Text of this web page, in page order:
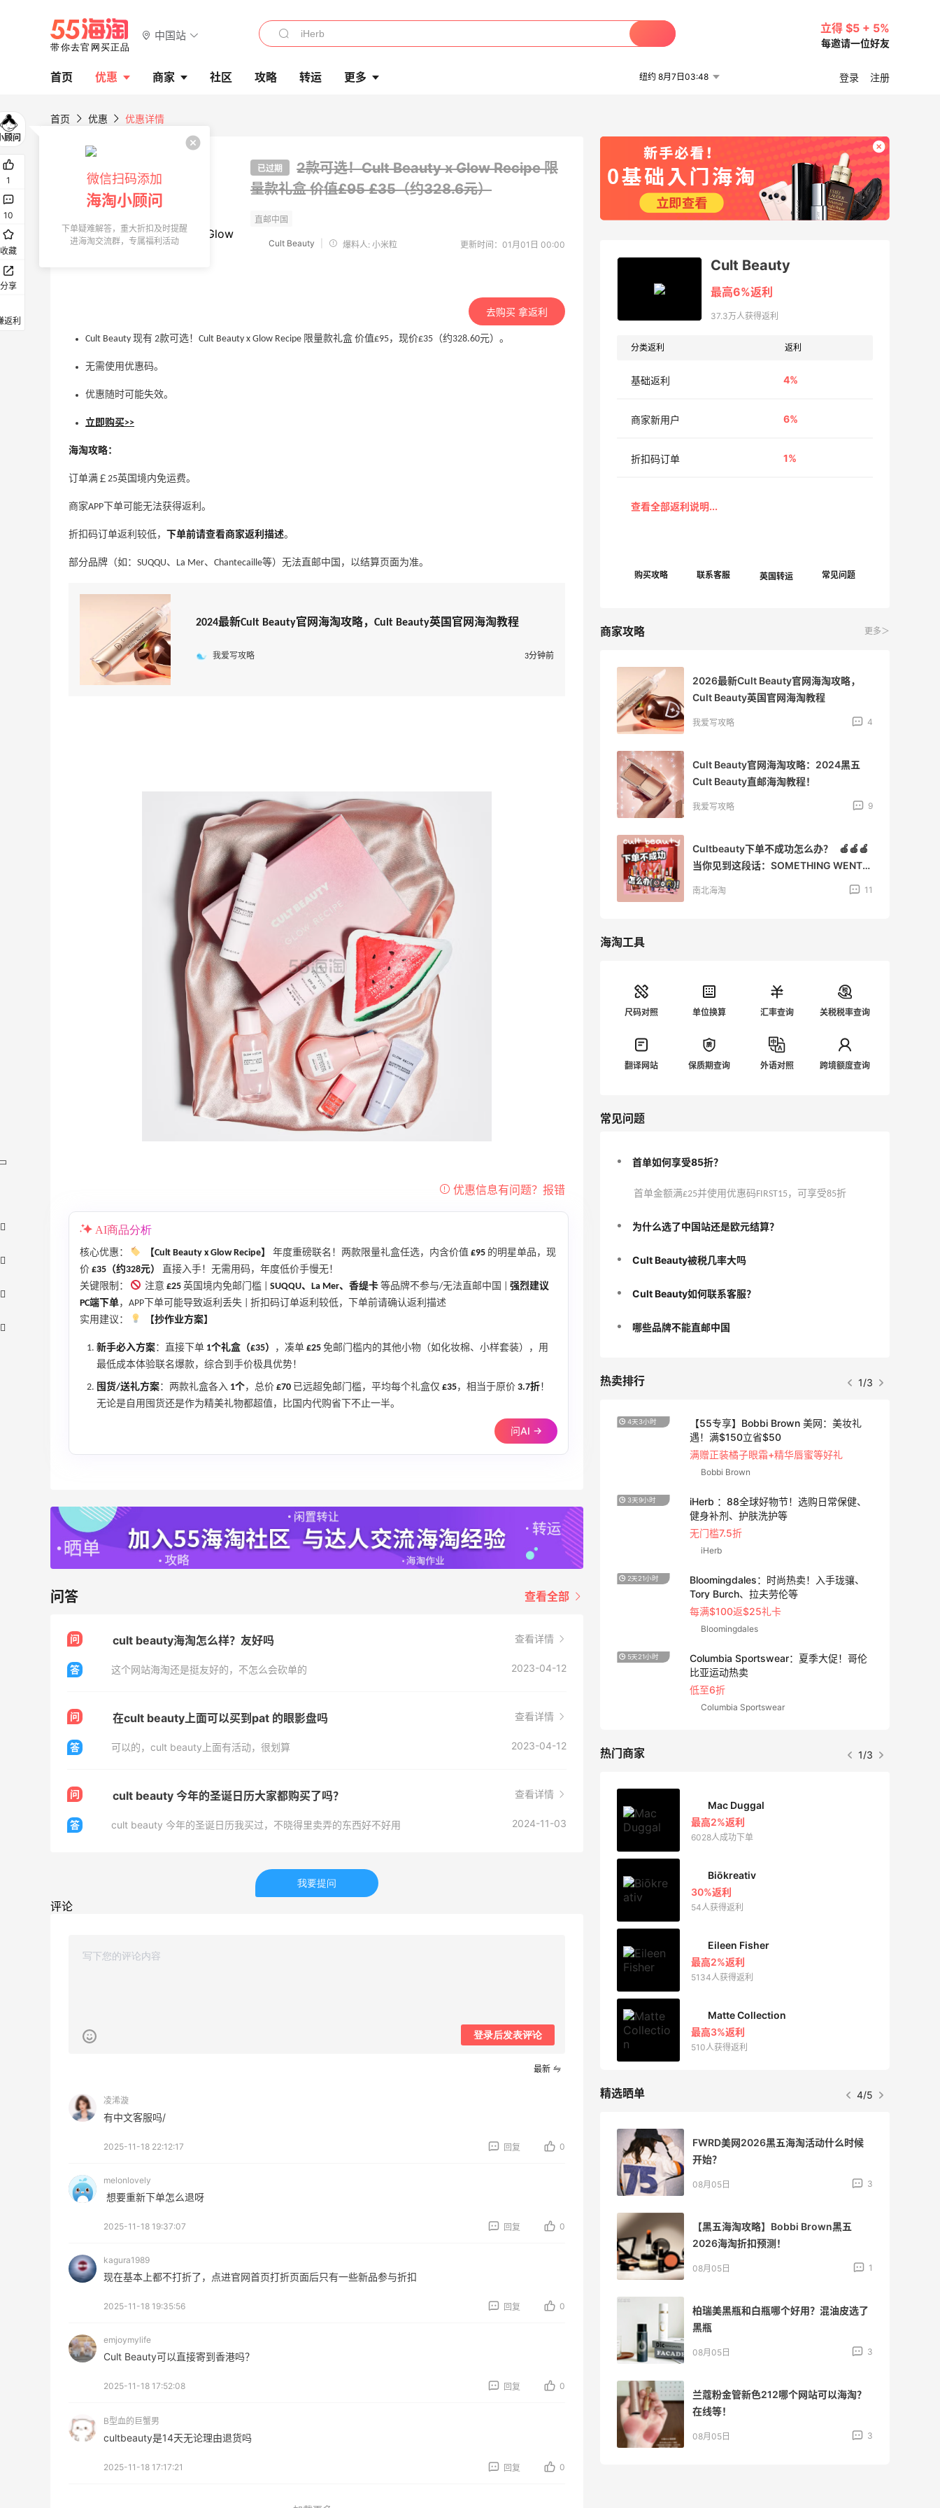
中国站
立得 $5 + 5%
每邀请一位好友
首页 优惠 商家 社区 攻略 转运 更多 纽约 8月7日03:48 登录 注册
首页 优惠 优惠详情
已过期
2款可选！Cult Beauty x Glow Recipe 限
量款礼盒 价值£95£35（约328.6元）
Cult Beauty 爆料人: 小米粒 更新时间：01月01日 00:00
去购买 拿返利
Cult Beauty 现有 2款可选！Cult Beauty x Glow Recipe 限量款礼盒 价值£95，现价£35（约328.60元）。
无需使用优惠码。
优惠随时可能失效。
立即购买>>
海淘攻略：
订单满￡25英国境内免运费。
商家APP下单可能无法获得返利。
折扣码订单返利较低， 下单前请查看商家返利描述。
部分品牌（如：SUQQU、La Mer、Chantecaille等）无法直邮中国，以结算页面为准。
2024最新Cult Beauty官网海淘攻略，Cult Beauty英国官网海淘教程
我爱写攻略 3分钟前
AI商品分析
核心优惠： 【Cult Beauty x Glow Recipe】 年度重磅联名！两款限量礼盒任选，内含价值 £95 的明星单品，现
价 £35（约328元）
直接入手！无需用码，年度低价手慢无！
关键限制：
注意 £25 英国境内免邮门槛 | SUQQU、La Mer、香缇卡 等品牌不参与/无法直邮中国 | 强烈建议
PC端下单，APP下单可能导致返利丢失 | 折扣码订单返利较低，下单前请确认返利描述
实用建议：
【抄作业方案】
新手必入方案：直接下单 1个礼盒（£35） ，凑单 £25 免邮门槛内的其他小物（如化妆棉、小样套装），用
最低成本体验联名爆款，综合到手价极具优势！
囤货/送礼方案：两款礼盒各入 1个，总价 £70 已远超免邮门槛，平均每个礼盒仅 £35，相当于原价 3.7折！
无论是自用囤货还是作为精美礼物都超值，比国内代购省下不止一半。
问AI →
问答 查看全部
问 cult beauty海淘怎么样？友好吗 查看详情
答 这个网站海淘还是挺友好的，不怎么会砍单的 2023-04-12
问 在cult beauty上面可以买到pat 的眼影盘吗 查看详情
答 可以的，cult beauty上面有活动，很划算 2023-04-12
问 cult beauty 今年的圣诞日历大家都购买了吗？ 查看详情
答 cult beauty 今年的圣诞日历我买过，不晓得里卖弄的东西好不好用 2024-11-03
我要提问
评论
登录后发表评论
最新
凌浠漩
有中文客服吗/
2025-11-18 22:12:17 回复 0
melonlovely
想要重新下单怎么退呀
2025-11-18 19:37:07 回复 0
kagura1989
现在基本上都不打折了，点进官网首页打折页面后只有一些新品参与折扣
2025-11-18 19:35:56 回复 0
emjoymylife
Cult Beauty可以直接寄到香港吗？
2025-11-18 17:52:08 回复 0
B型血的巨蟹男
cultbeauty是14天无论理由退货吗
2025-11-18 17:17:21 回复 0
Cult Beauty
最高6%返利
37.3万人获得返利
分类返利 返利
基础返利 4%
商家新用户 6%
折扣码订单 1%
英国转运
商家攻略 更多＞
我爱写攻略
Cultbeauty下单不成功怎么办？ 🍎🍎🍎
当你见到这段话：SOMETHING WENT
WRONG... There was a problem
processing your payment. Please
contact your bank for more
information, or get in touch with our
Customer Service team. Click here to
return to the payment page. 意味着你
下单不成功。 🍎🍎🍎众所周知，CB有时
候会抽风，抽风的时候无差别的下单不成
功……这是一般是大促期间，系统的问
题，不必着急，过一阵就好了。 💔💔💔
如果持续性下不了单，哪怕没有打折的时
候也下不了单，可能是账号的问题了，但
更大可能是信用卡问题，可试试如下：
1. 尝试关掉T子，可能会解决。 2.
账单地址改为信用卡办卡地址，并保证收
下成功了。 4. 使用PayPal付款 💔💔
了……. 为了用新人的85折，我注册了7.8
有账号都挂了……持续性的下不了单。勉
解决？只能新注册一个账号。 1. 首先
把网站记住的CB的所有账号和密码清除，
注册账号 3. 绑定一个没有在CB使用过
不能下单！！！！！ 4. 使用国内地
PayPal 💕💕总结：PayPal付款是
南北海淘
2026最新Cult Beauty官网海淘攻略，
Cult Beauty英国官网海淘教程
我爱写攻略 4
Cult Beauty官网海淘攻略：2024黑五
Cult Beauty直邮海淘教程！
我爱写攻略 9
Cultbeauty下单不成功怎么办？ 🍎🍎🍎
当你见到这段话：SOMETHING WENT
下单不成功。 🍎🍎🍎众所周知，CB有时
候会抽风，抽风的时候无差别的下单不成
功……这是一般是大促期间，系统的问
如果持续性下不了单，哪怕没有打折的时
候也下不了单，可能是账号的问题了，但
有回答很有建设性的意见，但是就是可以
💔💔如果还未解决，那就是和我一样悲惨
个账号，于是在某一次活动的时候，我所
强扣款一次，也立马退款了。这时候如何
把网站记住的CB的所有账号和密码清除，
的浏览器） 2. 使用全新的邮箱和密码
不能下单！！！！！ 4. 使用国内地
PayPal 💕💕总结：PayPal付款是
**！！！！💕💕
南北海淘 11
海淘工具
尺码对照 单位换算 汇率查询 关税税率查询
翻译网站 保质期查询 外语对照 跨境额度查询
常见问题
首单如何享受85折？
首单金额满£25并使用优惠码FIRST15，可享受85折
为什么选了中国站还是欧元结算？
Cult Beauty被税几率大吗
Cult Beauty如何联系客服？
哪些品牌不能直邮中国
热卖排行 1/3
满$200享8.5折优惠+部分送好礼
PRADA、LOEWE、加拿大鹅等
享9折优惠
Base Blu
TOTEME、ZIMMERMAN 等
Bluemercury：限时大促！入手 Aesop、
低至5折+部分额外8.5折
基础款印花T恤$21.99
Patagonia
4天3小时
【55专享】Bobbi Brown 美网：美妆礼
遇！满$150立省$50
满赠正装橘子眼霜+精华唇蜜等好礼
Bobbi Brown
3天9小时
iHerb ：88全球好物节！选购日常保健、
健身补剂、护肤洗护等
无门槛7.5折
iHerb
2天21小时
Bloomingdales：时尚热卖！入手珑骧、
Tory Burch、拉夫劳伦等
每满$100返$25礼卡
Bloomingdales
5天21小时
Columbia Sportswear：夏季大促！哥伦
比亚运动热卖
低至6折
Columbia Sportswear
热门商家 1/3
ERGO Baby
4%返利
最高10%返利
Mac Duggal
最高2%返利
6028人成功下单
Biōkreativ
30%返利
54人获得返利
Eileen Fisher
最高2%返利
5134人获得返利
Matte Collection
最高3%返利
510人获得返利
精选晒单 4/5
薅到了！！星巴克焦糖玛奇朵0.01元拿下
08月07日
秋天的第1杯安排上｜库迪生椰拿铁叠55
08月07日
开奖｜社区7月常规主题活动名单公布
08月06日
08月06日
碳水快乐｜童年回忆李先生牛肉面🍜
户外运动防-晒｜蜜丝婷开挂摇摇乐实测
Evelom卸妆膏--卸妆膏中的“爱马仕”
FWRD黑五2026海淘奢侈品折扣力度大
FWRD美网2026黑五海淘活动什么时候
开始？
08月05日 3
【黑五海淘攻略】Bobbi Brown黑五
2026海淘折扣预测！
08月05日 1
柏瑞美黑瓶和白瓶哪个好用？混油皮选了
黑瓶
08月05日 3
兰蔻粉金管新色212哪个网站可以海淘？
在线等！
08月05日 3
1
10
收藏
分享
返利
微信扫码添加
海淘小顾问
下单疑难解答，重大折扣及时提醒
进海淘交流群，专属福利活动